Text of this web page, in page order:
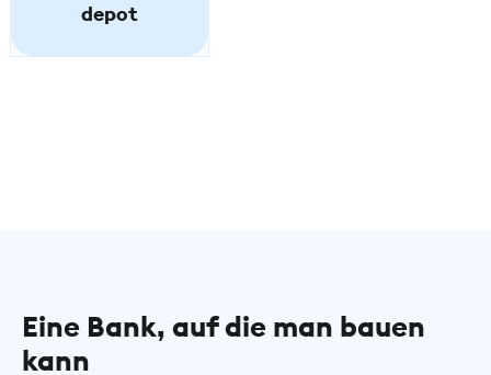
depot
Eine Bank, auf die man bauen
kann